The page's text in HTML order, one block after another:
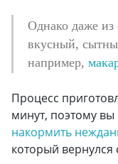
Однако даже из
вкусный,
например,
Процесс
минут, поэтому вы
накормить
который вернулся